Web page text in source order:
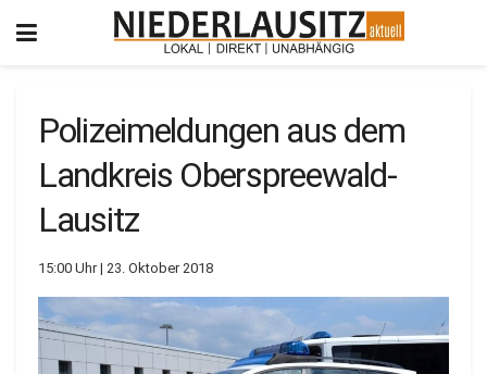
Polizeimeldungen aus dem
Landkreis Oberspreewald-
Lausitz
15:00 Uhr | 23. Oktober 2018